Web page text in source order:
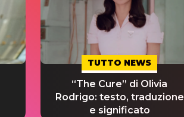
TUTTO NEWS
“The Cure” di Olivia
Rodrigo: testo, traduzione
e significato